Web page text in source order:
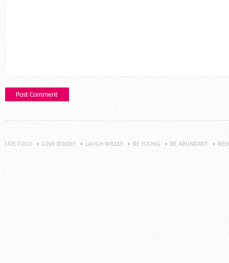
LIVE FULLY LOVE BOLDLY LAUGH WILDLY BE YOUNG BE ABUNDANT